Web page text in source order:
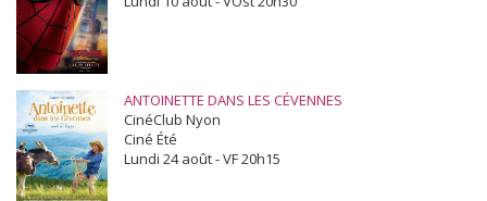
ANTOINETTE DANS LES CÉVENNES
CinéClub Nyon
Ciné Été
Lundi 24 août - VF 20h15